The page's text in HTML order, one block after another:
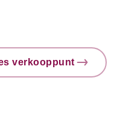
verkooppunt